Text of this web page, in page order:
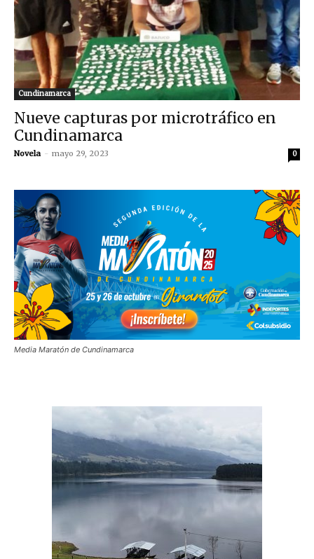
Cundinamarca
Nueve capturas por microtráfico en
Cundinamarca
Novela - mayo 29, 2023 0
Media Maratón de Cundinamarca